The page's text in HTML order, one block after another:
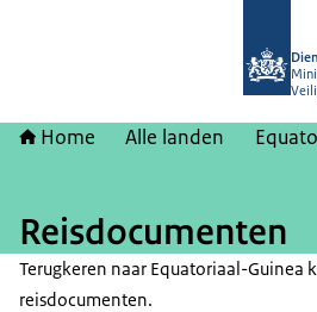
Home Alle landen
Reisdocumenten
Terugkeren naar Equatoriaal-Guinea
reisdocumenten.